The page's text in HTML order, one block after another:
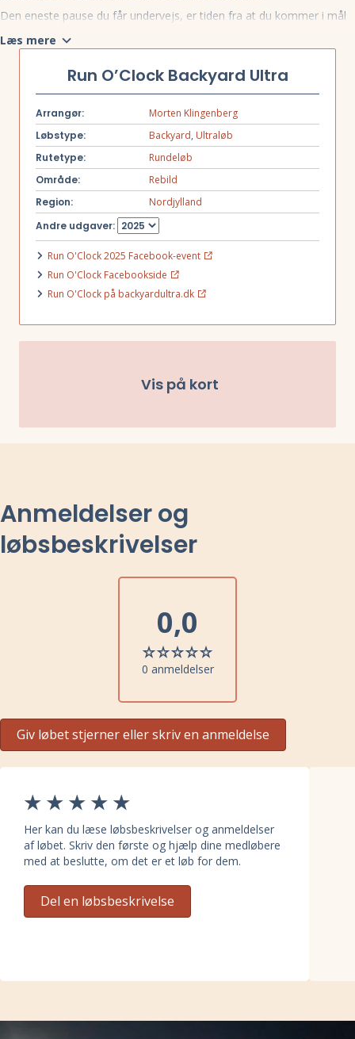
Den eneste pause du får undervejs, er tiden fra at du kommer i mål
minutter, så kan du holde 10 minutters velfortjent pause, inden det
Ruten
Løbet skydes i gang kl. 09.00, hvor deltagerne sendes ud på ruten,
der går af skovstier, lidt singletrack og en smule asfalt – men hey til
Big Dog’s Backyard Ultra starter trail-loopet også på asfalt
Der vil være ca. 130 højdemeter per omgang, ingen super tekniske
passager (lidt trailløb træning kan dog anbefales) og kun enkelte
trapper der forceres opad.
Læs mere
Run O’Clock Backyard Ultra
Arrangør:
Morten Klingenberg
Løbstype:
Backyard, Ultraløb
Rutetype:
Rundeløb
Område:
Rebild
Region:
Nordjylland
Andre udgaver:
Run O'Clock 2025 Facebook-event
Run O'Clock Facebookside
Run O'Clock på backyardultra.dk
Vis på kort
Anmeldelser og
løbsbeskrivelser
0,0
0 anmeldelser
Giv løbet stjerner eller skriv en anmeldelse
Her kan du læse løbsbeskrivelser og anmeldelser
af løbet. Skriv den første og hjælp dine medløbere
med at beslutte, om det er et løb for dem.
Del en løbsbeskrivelse